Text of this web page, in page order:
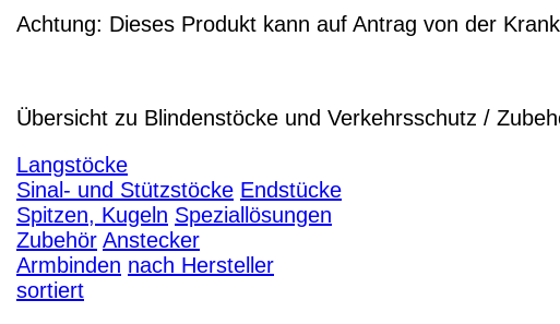
Achtung: Dieses Produkt kann auf Antrag von der
Übersicht zu Blindenstöcke und Verkehrsschutz /
Langstöcke
Sinal- und Stützstöcke Endstücke
Spitzen, Kugeln Speziallösungen
Zubehör Anstecker
Armbinden nach Hersteller
sortiert